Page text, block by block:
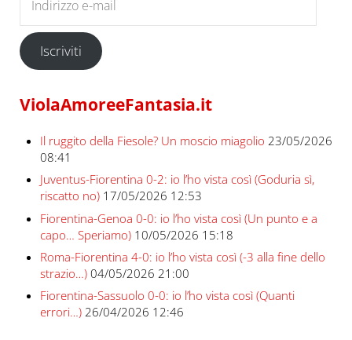
Iscriviti
ViolaAmoreeFantasia.it
Il ruggito della Fiesole? Un moscio miagolio 23/05/2026
08:41
Juventus-Fiorentina 0-2: io l’ho vista così (Goduria sì,
riscatto no) 17/05/2026 12:53
Fiorentina-Genoa 0-0: io l’ho vista così (Un punto e a
capo… Speriamo) 10/05/2026 15:18
Roma-Fiorentina 4-0: io l’ho vista così (-3 alla fine dello
strazio…) 04/05/2026 21:00
Fiorentina-Sassuolo 0-0: io l’ho vista così (Quanti
errori…) 26/04/2026 12:46